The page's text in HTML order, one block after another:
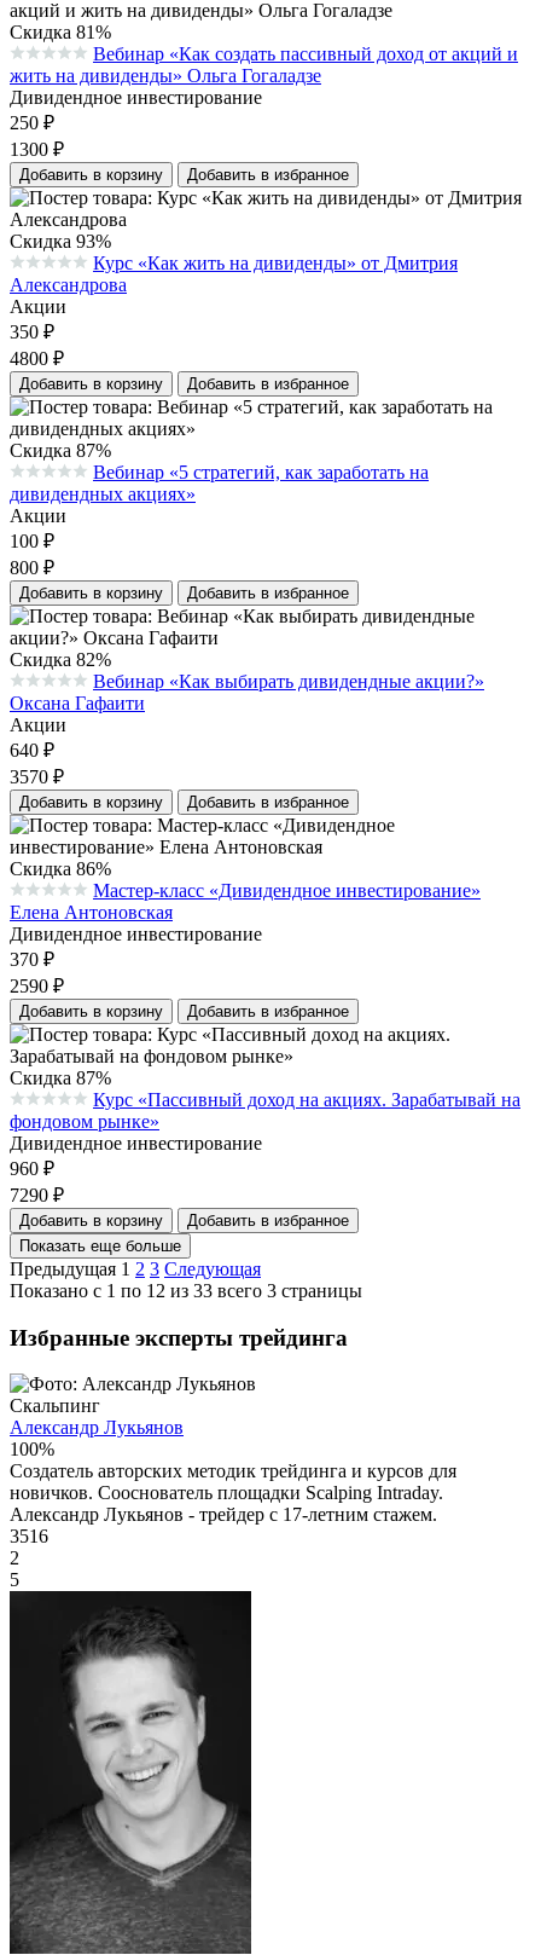
Скидка 81%
Средняя оценка 0.0 из 5 на основании 0 голосов
Вебинар «Как создать пассивный доход от акций и
жить на дивиденды» Ольга Гогаладзе
Дивидендное инвестирование
250 ₽
1300 ₽
Добавить в корзину Добавить в избранное
Скидка 93%
Средняя оценка 0.0 из 5 на основании 0 голосов
Курс «Как жить на дивиденды» от Дмитрия
Александрова
Акции
350 ₽
4800 ₽
Добавить в корзину Добавить в избранное
Скидка 87%
Средняя оценка 0.0 из 5 на основании 0 голосов
Вебинар «5 стратегий, как заработать на
дивидендных акциях»
Акции
100 ₽
800 ₽
Добавить в корзину Добавить в избранное
Скидка 82%
Средняя оценка 0.0 из 5 на основании 0 голосов
Вебинар «Как выбирать дивидендные акции?»
Оксана Гафаити
Акции
640 ₽
3570 ₽
Добавить в корзину Добавить в избранное
Скидка 86%
Средняя оценка 0.0 из 5 на основании 0 голосов
Мастер-класс «Дивидендное инвестирование»
Елена Антоновская
Дивидендное инвестирование
370 ₽
2590 ₽
Добавить в корзину Добавить в избранное
Скидка 87%
Средняя оценка 0.0 из 5 на основании 0 голосов
Курс «Пассивный доход на акциях. Зарабатывай на
фондовом рынке»
Дивидендное инвестирование
960 ₽
7290 ₽
Добавить в корзину
Добавить в избранное
Показать еще больше
Предыдущая 1 2 3 Следующая
Показано с 1 по 12 из 33 всего 3 страницы
Избранные эксперты трейдинга
Скальпинг
Александр Лукьянов
100%
Создатель авторских методик трейдинга и курсов для
новичков. Сооснователь площадки Scalping Intraday.
Александр Лукьянов - трейдер с 17-летним стажем.
3516
2
5